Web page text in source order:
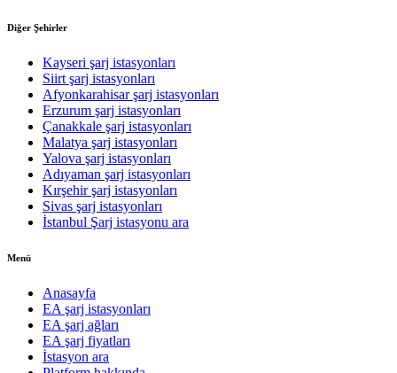
Diğer Şehirler
Kayseri şarj istasyonları
Siirt şarj istasyonları
Afyonkarahisar şarj istasyonları
Erzurum şarj istasyonları
Çanakkale şarj istasyonları
Malatya şarj istasyonları
Yalova şarj istasyonları
Adıyaman şarj istasyonları
Kırşehir şarj istasyonları
Sivas şarj istasyonları
İstanbul Şarj istasyonu ara
Menü
Anasayfa
EA şarj istasyonları
EA şarj ağları
EA şarj fiyatları
İstasyon ara